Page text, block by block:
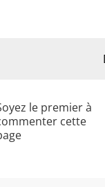
le premier à
cette